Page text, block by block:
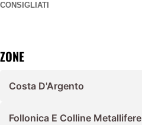
CONSIGLIATI
ZONE
Costa D'Argento
Follonica E Colline Metallifere